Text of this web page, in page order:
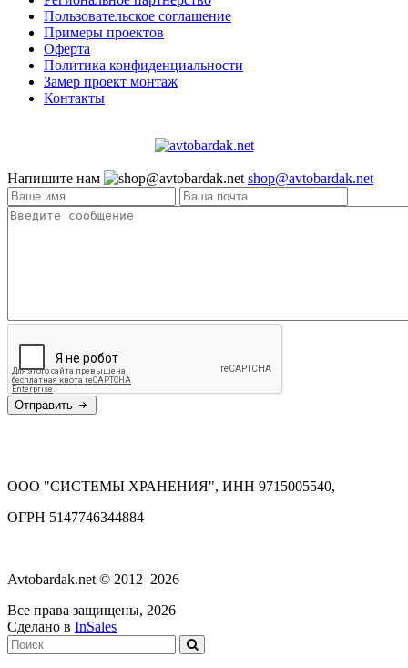
Пользовательское соглашение
Примеры проектов
Оферта
Политика конфиденциальности
Замер проект монтаж
Контакты
Напишите нам shop@avtobardak.net
Отправить
ООО "СИСТЕМЫ ХРАНЕНИЯ", ИНН 9715005540,
ОГРН 5147746344884
Avtobardak.net © 2012–2026
Все права защищены, 2026
Сделано в InSales